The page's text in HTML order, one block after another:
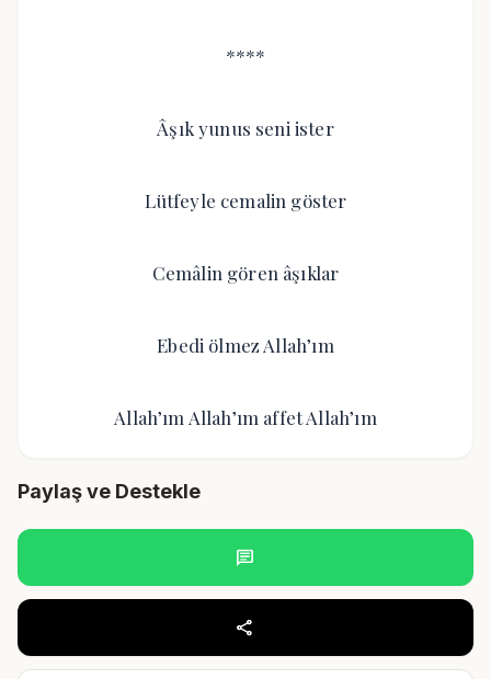
****
Âşık yunus seni ister
Lütfeyle cemalin göster
Cemâlin gören âşıklar
Ebedi ölmez Allah’ım
Allah’ım Allah’ım affet Allah’ım
Paylaş ve Destekle
chat
share